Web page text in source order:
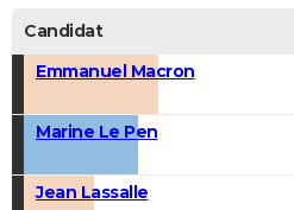
Candidat
Emmanuel Macron
Marine Le Pen
Jean Lassalle